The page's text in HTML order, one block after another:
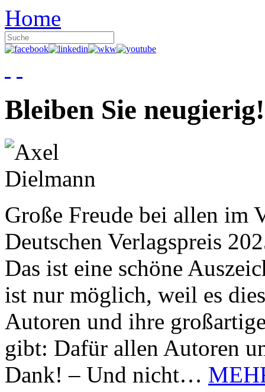
Home
Bleiben Sie neugierig!
Große Freude bei allen im
Deutschen Verlagspreis
Das ist eine schöne
ist nur möglich, weil es
Autoren und ihre
gibt: Dafür allen Autoren
Dank! – Und nicht…